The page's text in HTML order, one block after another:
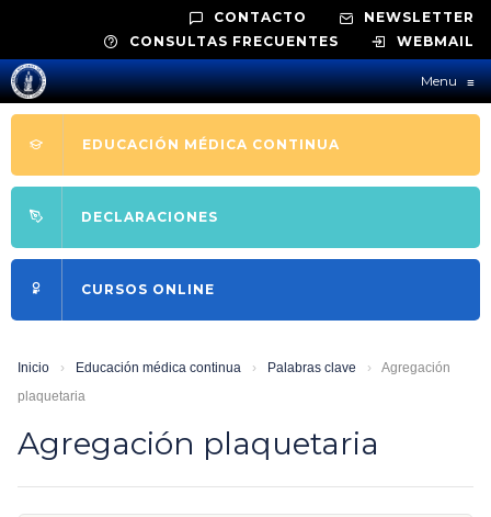
CONTACTO
NEWSLETTER
CONSULTAS FRECUENTES
WEBMAIL
Menu≡
EDUCACIÓN MÉDICA CONTINUA
DECLARACIONES
CURSOS ONLINE
Inicio › Educación médica continua › Palabras clave ›
Agregación
plaquetaria
Agregación plaquetaria